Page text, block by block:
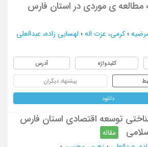
ی موردی در استان فارس
؛ کرمی، عزت اله ؛ لهسایی زاده، عبدالعلی
کلیدواژه آدرس
پیشنهاد دیگران
دانلود
توسعه اقتصادی استان فارس
مقاله